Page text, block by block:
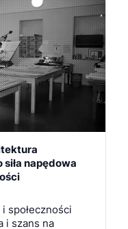
siła napędowa
społeczności
i szans na